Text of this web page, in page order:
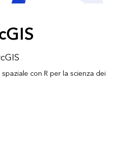
con R per la scienza dei